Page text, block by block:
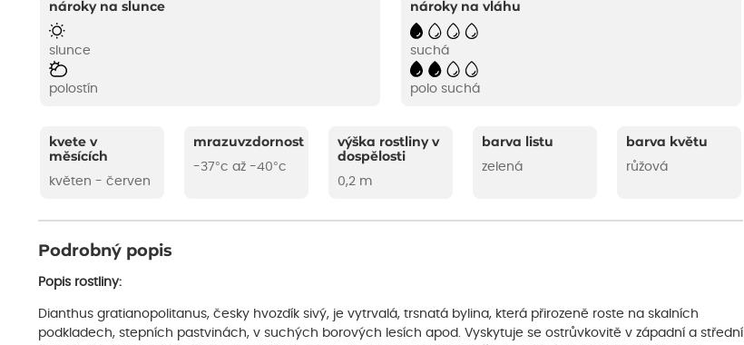
nároky na slunce
slunce
polostín
nároky na vláhu
suchá
polo suchá
kvete v
měsících
květen - červen
mrazuvzdornost
-37°c až -40°c
výška rostliny v
dospělosti
0,2 m
barva listu
zelená
barva květu
růžová
Podrobný popis
Popis rostliny:
Dianthus gratianopolitanus, česky hvozdík sivý, je vytrvalá, trsnatá bylina, která přirozeně roste na skalních
podkladech, stepních pastvinách, v suchých borových lesích apod. Vyskytuje se ostrůvkovitě v západní a střední